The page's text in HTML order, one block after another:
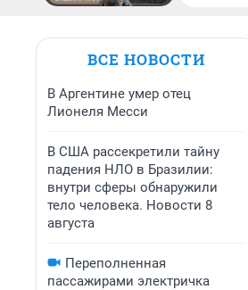
ВСЕ НОВОСТИ
В Аргентине умер отец
Лионеля Месси
В США рассекретили тайну
падения НЛО в Бразилии:
внутри сферы обнаружили
тело человека. Новости 8
августа
Переполненная
пассажирами электричка